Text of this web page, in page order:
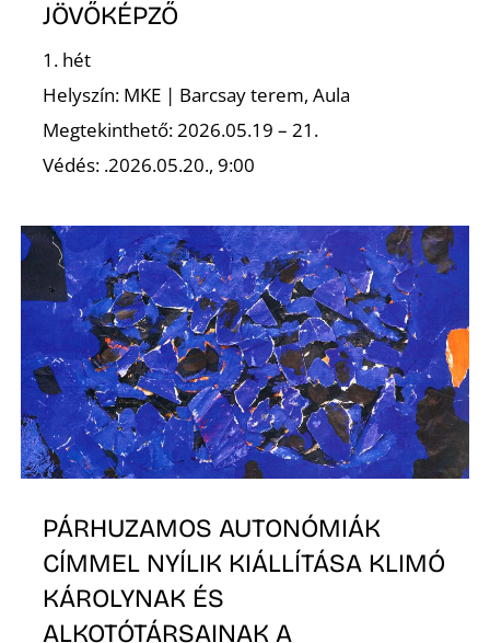
JÖVŐKÉPZŐ
1. hét
Helyszín: MKE | Barcsay terem, Aula
Megtekinthető: 2026.05.19 – 21.
Védés: .2026.05.20., 9:00
PÁRHUZAMOS AUTONÓMIÁK
CÍMMEL NYÍLIK KIÁLLÍTÁSA KLIMÓ
KÁROLYNAK ÉS
ALKOTÓTÁRSAINAK A